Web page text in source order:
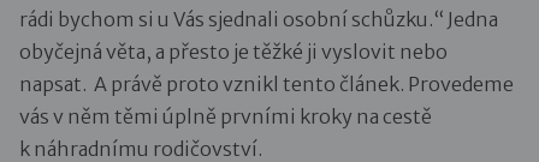
rádi bychom si u Vás sjednali osobní schůzku.“ Jedna
obyčejná věta, a přesto je těžké ji vyslovit nebo
napsat. A právě proto vznikl tento článek. Provedeme
vás v něm těmi úplně prvními kroky na cestě
k náhradnímu rodičovství.